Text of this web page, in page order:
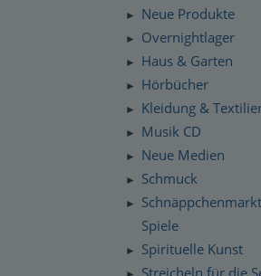
► Neue Produkte
► Overnightlager
► Haus & Garten
► Hörbücher
► Kleidung &
► Musik CD
► Neue Medien
► Schmuck
►
Schnäppchenmarkt
Spiele
► Spirituelle Kunst
Streicheln für die